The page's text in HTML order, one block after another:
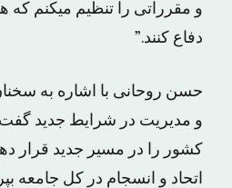
و مقرراتی را تنظیم میکنم که
دفاع کنند.”
حسن روحانی با اشاره به
و مدیریت در شرایط جدید گفت:
کشور را در مسیر جدید قرار
اتحاد و انسجام در کل جامعه